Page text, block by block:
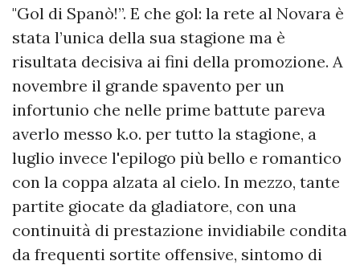
"Gol di Spanò!”. E che gol: la rete al Novara è
stata l’unica della sua stagione ma è
risultata decisiva ai fini della promozione. A
novembre il grande spavento per un
infortunio che nelle prime battute pareva
averlo messo k.o. per tutto la stagione, a
luglio invece l'epilogo più bello e romantico
con la coppa alzata al cielo. In mezzo, tante
partite giocate da gladiatore, con una
continuità di prestazione invidiabile condita
da frequenti sortite offensive, sintomo di